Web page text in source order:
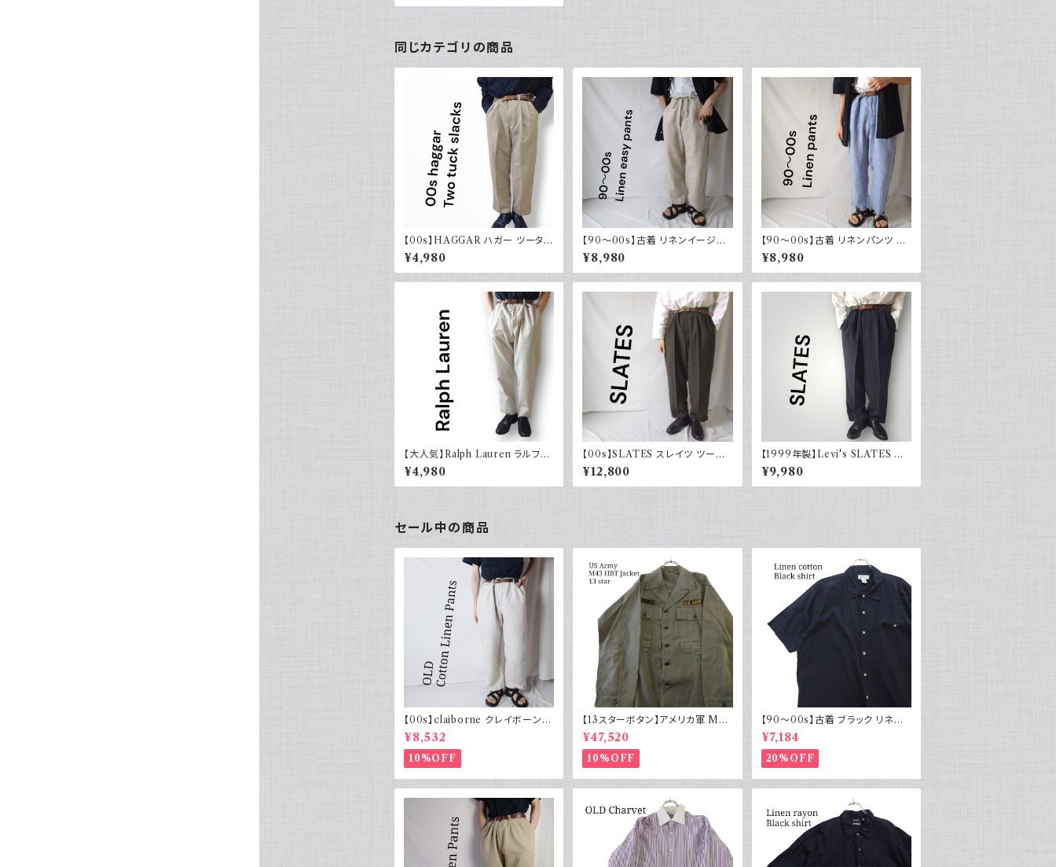
同じカテゴリの商品
【00s】HAGGAR ハガー ツータッ
クスラックス ポリエステル ベージ
ュ 古着 34 29
¥4,980
【90～00s】古着 リネンイージー
パンツ 夏 32×30 APT9 カジュア
ル
¥8,980
【90～00s】古着 リネンパンツ ス
トライプ ライトブルー 夏 スラック
ス
¥8,980
【大人気】Ralph Lauren ラルフロ
ーレン チノパン アイボリー
¥4,980
【00s】SLATES スレイツ ツータッ
ク スラックス リーバイス Levi's
カーキグリーン 古着
¥12,800
【1999年製】Levi's SLATES ス
レイツ スラックス ツータック チャ
コールグレー リーバイス 古着
¥9,980
セール中の商品
【00s】claiborne クレイボーン リ
ネンコットンパンツ ツータック
¥8,532
10%OFF
【13スターボタン】アメリカ軍 M43
HBT ジャケット パッチ 軍物 実物
¥47,520
10%OFF
【90～00s】古着 ブラック リネン
コットンシャツ 黒 ボックスシルエッ
ト
¥7,184
20%OFF